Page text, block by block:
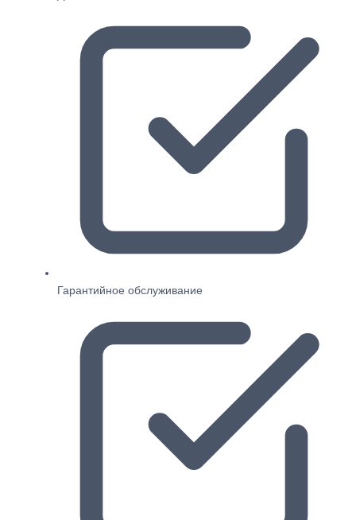
Гарантийное обслуживание